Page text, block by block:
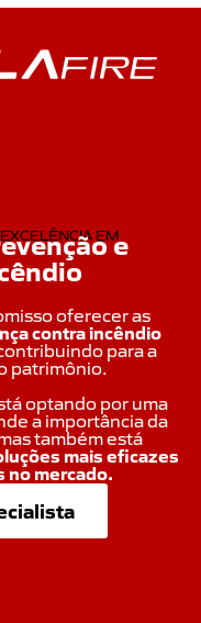
EMe
oferecer as
contra incêndio
para a
patrimônio.
optando por uma
a importância da
também está
mais eficazes
no mercado.